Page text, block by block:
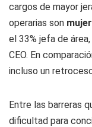
cargos de mayor
operarias son
el 33% jefa de
CEO. En
incluso un
Entre las barreras
dificultad para